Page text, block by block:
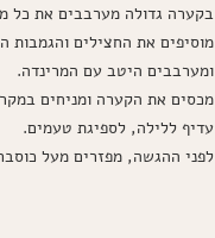
בקערה גדולה מערבבים את כל
מוסיפים את החצילים והגמבות
ומערבבים היטב עם המרינדה.
מכסים את הקערה ומניחים
עדיף ללילה, לספיגת טעמים.
לפני ההגשה, מפזרים מעל